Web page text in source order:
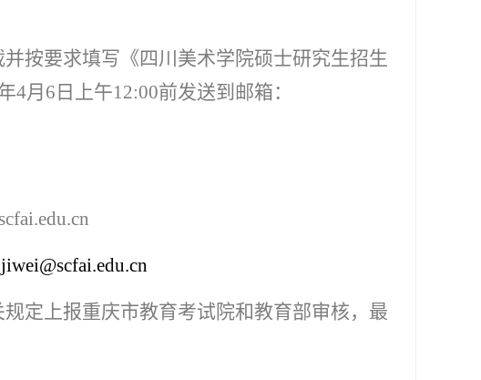
按要求填写《四川美术学院硕士研究生招生
4月 6 日上午12:00前发送到邮箱：
jiwei@scfai.edu.cn
定上报重庆市教育考试院和教育部审核，最